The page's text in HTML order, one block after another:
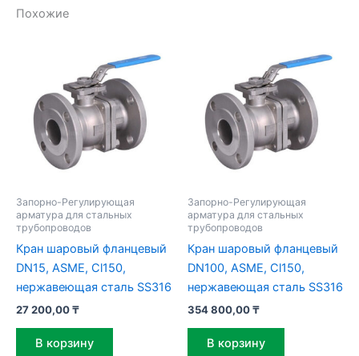
Похожие
Запорно-Регулирующая
арматура для стальных
трубопроводов
Кран шаровый фланцевый
DN15, ASME, Cl150,
нержавеющая сталь SS316
27 200,00₸
В корзину
Запорно-Регулирующая
арматура для стальных
трубопроводов
Кран шаровый фланцевый
DN100, ASME, Cl150,
нержавеющая сталь SS316
354 800,00₸
В корзину